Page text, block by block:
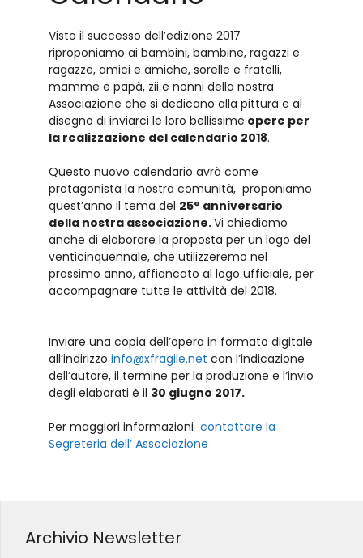
Visto il successo dell’edizione 2017
riproponiamo ai bambini, bambine, ragazzi e
ragazze, amici e amiche, sorelle e fratelli,
mamme e papà, zii e nonni della nostra
Associazione che si dedicano alla pittura e al
disegno di inviarci le loro bellissime opere per
la realizzazione del calendario 2018.
Questo nuovo calendario avrà come
protagonista la nostra comunità, proponiamo
quest’anno il tema del 25° anniversario
della nostra associazione.Vi chiediamo
anche di elaborare la proposta per un logo del
venticinquennale, che utilizzeremo nel
prossimo anno, affiancato al logo ufficiale, per
accompagnare tutte le attività del 2018.
Inviare una copia dell’opera in formato digitale
all’indirizzo info@xfragile.net con l’indicazione
dell’autore, il termine per la produzione e l’invio
degli elaborati è il 30 giugno 2017.
Per maggiori informazioni contattare la
Segreteria dell’ Associazione
Archivio Newsletter